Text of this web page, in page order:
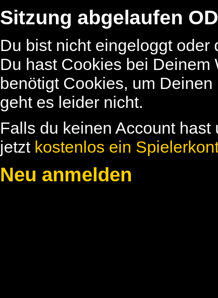
Sitzung abgelaufen
Du bist nicht eingeloggt
Du hast Cookies bei
benötigt Cookies, um
geht es leider nicht.
Falls du keinen Account
jetzt kostenlos ein
Neu anmelden